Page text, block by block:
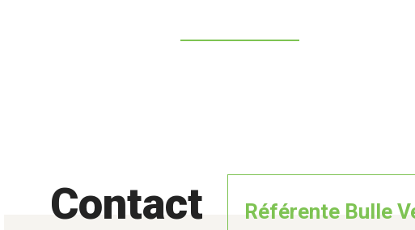
Contact Référente Bulle